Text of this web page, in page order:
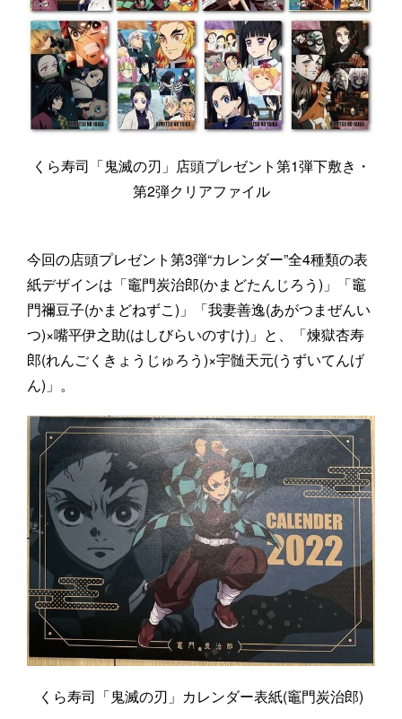
くら寿司「鬼滅の刃」店頭プレゼント第1弾下敷き・
第2弾クリアファイル
今回の店頭プレゼント第3弾“カレンダー”全4種類の表
紙デザインは「竈門炭治郎(かまどたんじろう)」「竈
門禰豆子(かまどねずこ)」「我妻善逸(あがつまぜんい
つ)×嘴平伊之助(はしびらいのすけ)」と、「煉獄杏寿
郎(れんごくきょうじゅろう)×宇髄天元(うずいてんげ
ん)」。
くら寿司「鬼滅の刃」カレンダー表紙(竈門炭治郎)